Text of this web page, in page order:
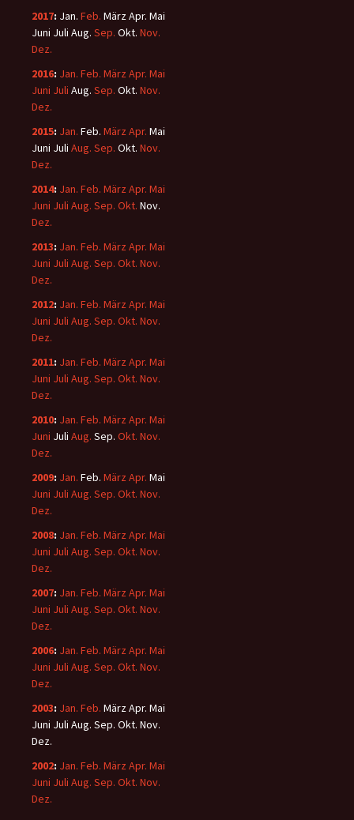
2017: Jan. Feb. MärzApr. Mai
Juni Juli Aug. Sep. Okt. Nov.
Dez.
2016: Jan. Feb. März Apr. Mai
Juni Juli Aug. Sep. Okt. Nov.
Dez.
2015: Jan. Feb. März Apr. Mai
Juni Juli Aug. Sep. Okt. Nov.
Dez.
2014: Jan. Feb. März Apr. Mai
Juni Juli Aug. Sep. Okt. Nov.
Dez.
2013: Jan. Feb. März Apr. Mai
Juni Juli Aug. Sep. Okt. Nov.
Dez.
2012: Jan. Feb. März Apr. Mai
Juni Juli Aug. Sep. Okt. Nov.
Dez.
2011: Jan. Feb. März Apr. Mai
Juni Juli Aug. Sep. Okt. Nov.
Dez.
2010: Jan. Feb. März Apr. Mai
Juni Juli Aug. Sep. Okt. Nov.
Dez.
2009: Jan. Feb. März Apr. Mai
Juni Juli Aug. Sep. Okt. Nov.
Dez.
2008: Jan. Feb. März Apr. Mai
Juni Juli Aug. Sep. Okt. Nov.
Dez.
2007: Jan. Feb. März Apr. Mai
Juni Juli Aug. Sep. Okt. Nov.
Dez.
2006: Jan. Feb. März Apr. Mai
Juni Juli Aug. Sep. Okt. Nov.
Dez.
2003: Jan. Feb. MärzApr. Mai
Juni Juli Aug. Sep. Okt. Nov.
Dez.
2002: Jan. Feb. März Apr. Mai
Juni Juli Aug. Sep. Okt. Nov.
Dez.